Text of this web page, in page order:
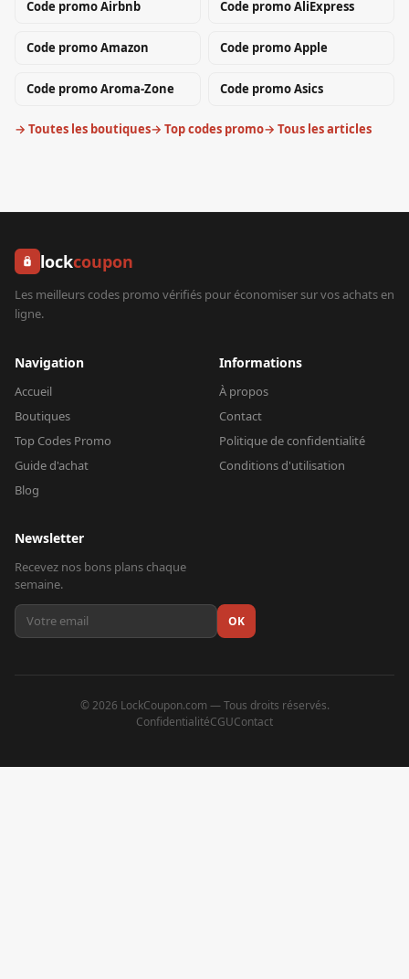
Code promoAirbnb Code promoAliExpress
Code promoAmazon Code promoApple
Code promoAroma-Zone Code promoAsics
→ Toutes les boutiques→ Top codes promo→ Tous les articles
lockcoupon
Les meilleurs codes promo vérifiés pour économiser sur vos achats en
ligne.
Navigation
Accueil
Boutiques
Top Codes Promo
Guide d'achat
Blog
Informations
À propos
Contact
Politique de confidentialité
Conditions d'utilisation
Newsletter
Recevez nos bons plans chaque
semaine.
OK
©2026 LockCoupon.com — Tous droits réservés.
ConfidentialitéCGUContact